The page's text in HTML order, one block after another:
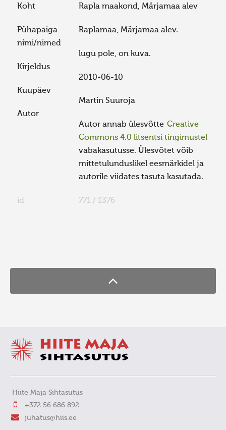
Koht Rapla maakond, Märjamaa alev
Pühapaiga
nimi/nimed
Raplamaa, Märjamaa alev.
Kirjeldus
lugu pole, on kuva.
Kuupäev
2010-06-10
Autor
Martin Suuroja
Autor annab ülesvõtte Creative
Commons 4.0 litsentsi tingimustel
vabakasutusse. Ülesvõtet võib
mittetulunduslikel eesmärkidel ja
autorile viidates tasuta kasutada.
id 771 / 1376
Hiite Maja Sihtasutus
+372 56 686 892
juhatus@hiis.ee